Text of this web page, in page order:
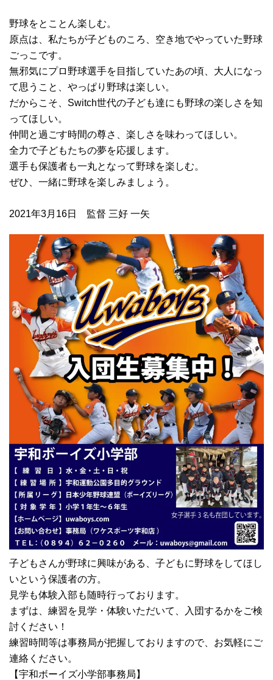
野球をとことん楽しむ。
原点は、私たちが子どものころ、空き地でやっていた野球
ごっこです。
無邪気にプロ野球選手を目指していたあの頃、大人になっ
て思うこと、やっぱり野球は楽しい。
だからこそ、Switch世代の子ども達にも野球の楽しさを知
ってほしい。
仲間と過ごす時間の尊さ、楽しさを味わってほしい。
全力で子どもたちの夢を応援します。
選手も保護者も一丸となって野球を楽しむ。
ぜひ、一緒に野球を楽しみましょう。
2021年3月16日 監督 三好 一矢
子どもさんが野球に興味がある、子どもに野球をしてほし
いという保護者の方。
見学も体験入部も随時行っております。
まずは、練習を見学・体験いただいて、入団するかをご検
討ください！
練習時間等は事務局が把握しておりますので、お気軽にご
連絡ください。
【宇和ボーイズ小学部事務局】